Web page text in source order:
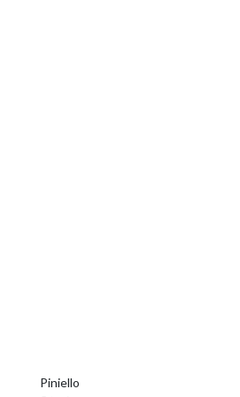
Piniello